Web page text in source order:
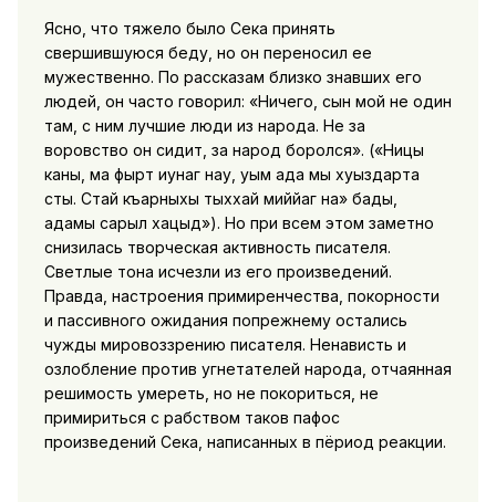
Ясно, что тяжело было Сека принять
свершившуюся беду, но он переносил ее
мужественно. По рассказам близко знавших его
людей, он часто говорил: «Ничего, сын мой не один
там, с ним лучшие люди из народа. Не за
воровство он сидит, за народ боролся». («Ницы
каны, ма фырт иунаг нау, уым ада мы хуыздарта
сты. Стай къарныхы тыххай миййаг на» бады,
адамы сарыл хацыд»). Но при всем этом заметно
снизилась творческая активность писателя.
Светлые тона исчезли из его произведений.
Правда, настроения примиренчества, покорности
и пассивного ожидания попрежнему остались
чужды мировоззрению писателя. Ненависть и
озлобление против угнетателей народа, отчаянная
решимость умереть, но не покориться, не
примириться с рабством таков пафос
произведений Сека, написанных в пёриод реакции.